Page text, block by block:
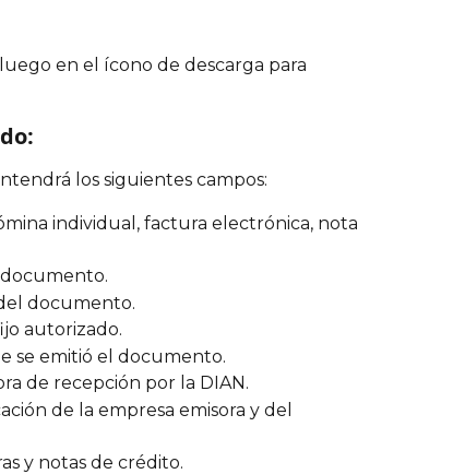
en el ícono de descarga para
los siguientes campos:
individual, factura electrónica, nota
documento.
autorizado.
se emitió el documento.
de recepción por la DIAN.
de la empresa emisora y del
y notas de crédito.